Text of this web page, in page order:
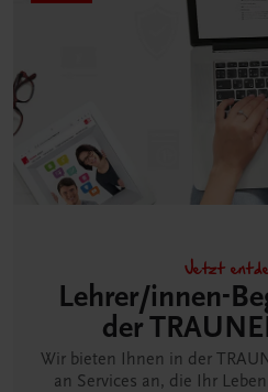
Jetzt
Lehrer/innen-
der
Wir bieten Ihnen in der
an Services an, die Ihr